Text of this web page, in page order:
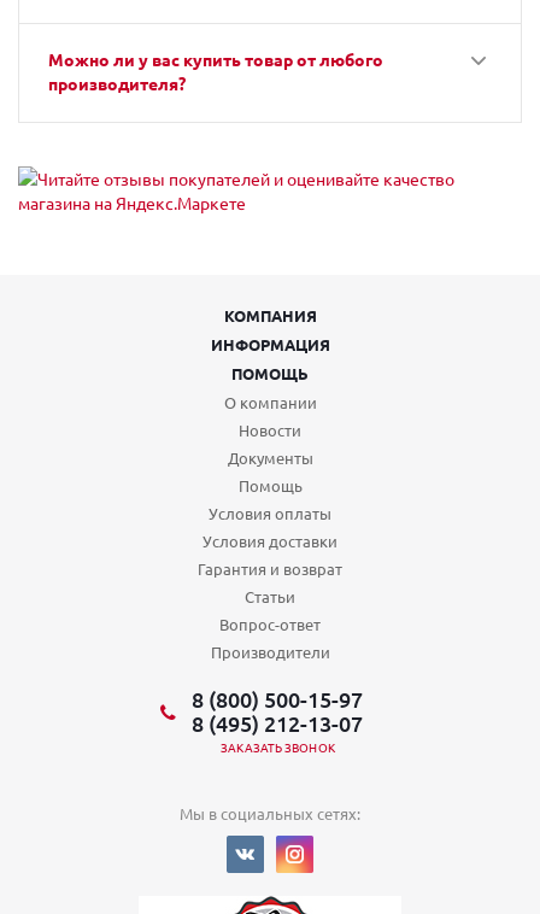
Можно ли у вас купить товар от любого
производителя?
КОМПАНИЯ
ИНФОРМАЦИЯ
ПОМОЩЬ
О компании
Новости
Документы
Помощь
Условия оплаты
Условия доставки
Гарантия и возврат
Статьи
Вопрос-ответ
Производители
8 (800) 500-15-97
8 (495) 212-13-07
ЗАКАЗАТЬ ЗВОНОК
Мы в социальных сетях: